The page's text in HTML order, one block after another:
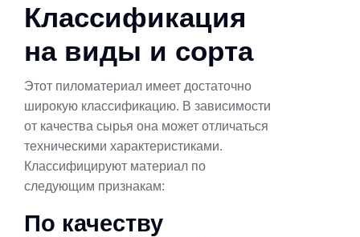
Классификация
на виды и сорта
Этот пиломатериал имеет достаточно
широкую классификацию. В зависимости
от качества сырья она может отличаться
техническими характеристиками.
Классифицируют материал по
следующим признакам:
По качеству